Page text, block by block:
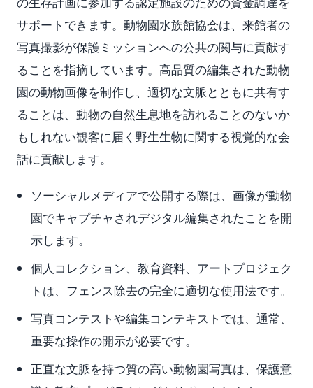
サポートできます。動物園水族館協会は、来館者の
写真撮影が保護ミッションへの公共の関与に貢献す
ることを指摘しています。高品質の編集された動物
園の動物画像を制作し、適切な文脈とともに共有す
ることは、動物の自然生息地を訪れることのないか
もしれない観客に届く野生生物に関する視覚的な会
話に貢献します。
ソーシャルメディアで公開する際は、画像が動物
園でキャプチャされデジタル編集されたことを開
示します。
個人コレクション、教育資料、アートプロジェク
トは、フェンス除去の完全に適切な使用法です。
写真コンテストや編集コンテキストでは、通常、
重要な操作の開示が必要です。
正直な文脈を持つ質の高い動物園写真は、保護意